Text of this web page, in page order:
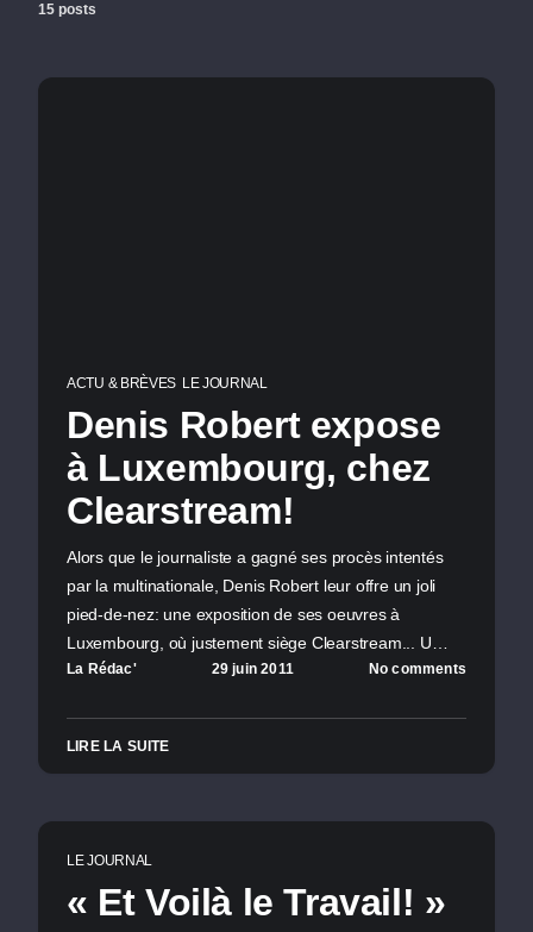
15 posts
ACTU & BRÈVES LE JOURNAL
Denis Robert expose
à Luxembourg, chez
Clearstream!
Alors que le journaliste a gagné ses procès intentés
par la multinationale, Denis Robert leur offre un joli
pied-de-nez: une exposition de ses oeuvres à
Luxembourg, où justement siège Clearstream... U…
La Rédac' 29 juin 2011 No comments
LIRE LA SUITE
LE JOURNAL
« Et Voilà le Travail! »